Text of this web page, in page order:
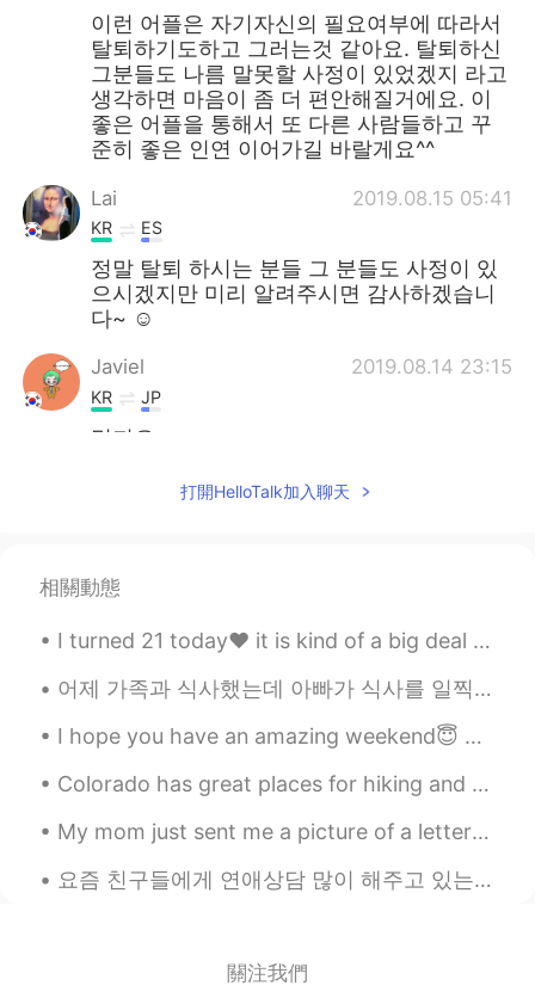
이런 어플은 자기자신의 필요여부에 따라서
탈퇴하기도하고 그러는것 같아요. 탈퇴하신
그분들도 나름 말못할 사정이 있었겠지 라고
생각하면 마음이 좀 더 편안해질거에요. 이
좋은 어플을 통해서 또 다른 사람들하고 꾸
준히 좋은 인연 이어가길 바랄게요^^
Lai 2019.08.15 05:41
KR ES
정말 탈퇴 하시는 분들 그 분들도 사정이 있
으시겠지만 미리 알려주시면 감사하겠습니
다~ ☺️
Javiel 2019.08.14 23:15
KR JP
멋져요.
jonghyun Yoon 윤종현 2019.08.14 21:30
다!
マル 2019.08.14 15:57
올리비아님께서 말씀하시는 게 정말 따뜻함
이 느껴져요 ㅜㅜ 제가 오래 살지는 않았지
만 여태껏 느끼는 건데 노력하지 않아도 머
무를 인연이 있고 아무리 노력해도 잡히지
않는 인연이 있어요 세상사 내 맘대로 되면
원없이 좋겠지만 안되는 게 많더라구요 그래
서 전 더 이상 인연에 연연하지 않으려구요
만남이 있으면 헤어짐이 있기 마련이에요 ^^
打開HelloTalk加入聊天
相關動態
I turned 21 today❤ it is kind of a big deal for a premature baby with health conditions like me❤🍾...
어제 가족과 식사했는데 아빠가 식사를 일찍 마치고 방 나가는데 불을 끄셨어요 언니: 아이 아빠!! 우린 아직 먹고 있잖아!! 아빠: 어두운데서 식사하는 게 좋아. 너무 밝으...
I hope you have an amazing weekend😇 Time to get some rest. In California it’s Thursday. I look f...
Colorado has great places for hiking and photography. I prefer to be in the mountains. It is pe...
My mom just sent me a picture of a letter that I wrote to Santa in 2nd grade. I was six or seven ...
요즘 친구들에게 연애상담 많이 해주고 있는데 내가 하는 얘기 듣기 싫으면서 왜 자꾸 나한테 물어보는지 모르겠어요 ㅋㅋㅋ 이런 문제에 대해 내가 좀 냉정하게 판단하는 건 인정 ...
關注我們